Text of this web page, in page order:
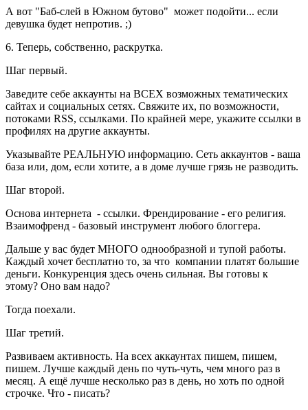
А вот "Баб-слей в Южном бутово" может подойти... если
девушка будет непротив. ;)
6. Теперь, собственно, раскрутка.
Шаг первый.
Заведите себе аккаунты на ВСЕХ возможных тематических
сайтах и социальных сетях. Свяжите их, по возможности,
потоками RSS, ссылками. По крайней мере, укажите ссылки в
профилях на другие аккаунты.
Указывайте РЕАЛЬНУЮ информацию. Сеть аккаунтов - ваша
база или, дом, если хотите, а в доме лучше грязь не разводить.
Шаг второй.
Основа интернета - ссылки. Френдирование - его религия.
Взаимофренд - базовый инструмент любого блоггера.
Дальше у вас будет МНОГО однообразной и тупой работы.
Каждый хочет бесплатно то, за что компании платят большие
деньги. Конкуренция здесь очень сильная. Вы готовы к
этому? Оно вам надо?
Тогда поехали.
Шаг третий.
Развиваем активность. На всех аккаунтах пишем, пишем,
пишем. Лучше каждый день по чуть-чуть, чем много раз в
месяц. А ещё лучше несколько раз в день, но хоть по одной
строчке. Что - писать?